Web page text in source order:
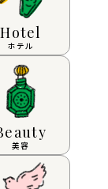
Hotel
ホテル
美容